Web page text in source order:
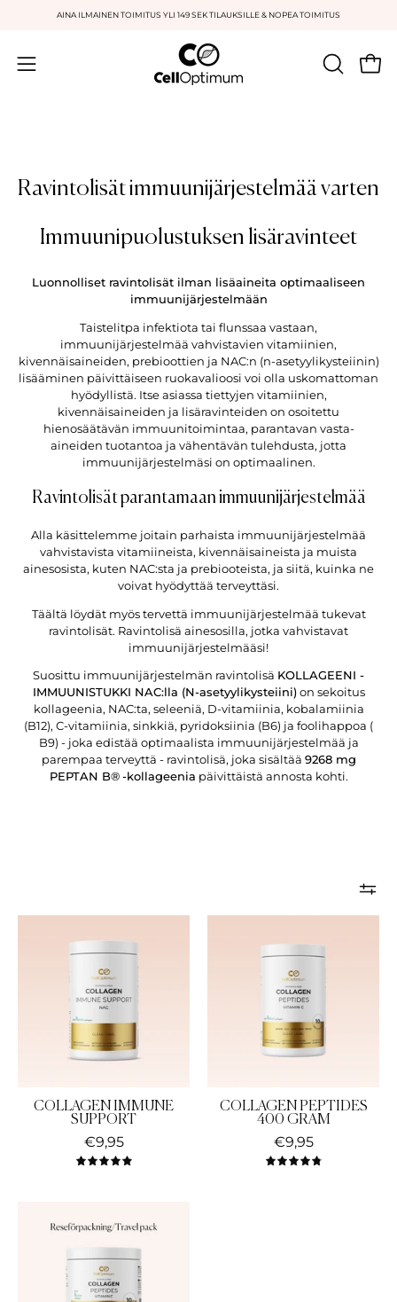
AINA ILMAINEN TOIMITUS YLI 149 SEK TILAUKSILLE & NOPEA TOIMITUS
Avaa
AVAAAvaa
Ravintolisät immuunijärjestelmää varten
Immuunipuolustuksen lisäravinteet
Luonnolliset ravintolisät ilman lisäaineita optimaaliseen
immuunijärjestelmään
Taistelitpa infektiota tai flunssaa vastaan,
immuunijärjestelmää vahvistavien vitamiinien,
kivennäisaineiden, prebioottien ja NAC:n (n-asetyylikysteiinin)
lisääminen päivittäiseen ruokavalioosi voi olla uskomattoman
hyödyllistä. Itse asiassa tiettyjen vitamiinien,
kivennäisaineiden ja lisäravinteiden on osoitettu
hienosäätävän immuunitoimintaa, parantavan vasta-
aineiden tuotantoa ja vähentävän tulehdusta, jotta
immuunijärjestelmäsi on optimaalinen.
Ravintolisät parantamaan immuunijärjestelmää
Alla käsittelemme joitain parhaista immuunijärjestelmää
vahvistavista vitamiineista, kivennäisaineista ja muista
ainesosista, kuten NAC:sta ja prebiooteista, ja siitä, kuinka ne
voivat hyödyttää terveyttäsi.
Täältä löydät myös tervettä immuunijärjestelmää tukevat
ravintolisät. Ravintolisä ainesosilla, jotka vahvistavat
immuunijärjestelmääsi!
Suosittu immuunijärjestelmän ravintolisä KOLLAGEENI -
IMMUUNISTUKKI NAC:lla (N-asetyylikysteiini)on sekoitus
kollageenia, NAC:ta, seleeniä, D-vitamiinia, kobalamiinia
(B12), C-vitamiinia, sinkkiä, pyridoksiinia (B6) ja foolihappoa (
B9) - joka edistää optimaalista immuunijärjestelmää ja
parempaa terveyttä - ravintolisä, joka sisältää 9268 mg
PEPTAN B® -kollageenia päivittäistä annosta kohti.
immune
support
COLLAGEN IMMUNE
SUPPORT
€9,95
5.0
peptides
COLLAGEN PEPTIDES
400 GRAM
€9,95
4.9
PEPTIDES
200
GRAM